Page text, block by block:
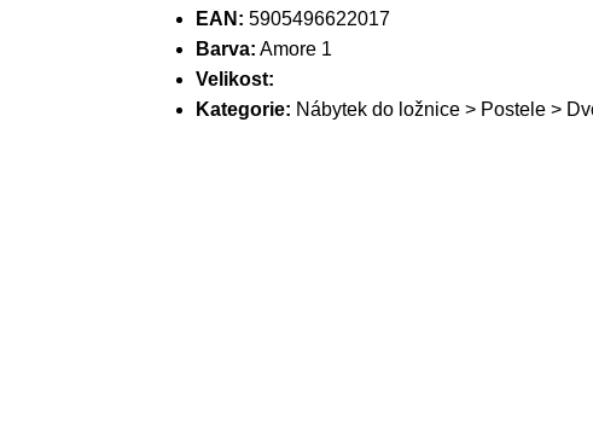
EAN: 5905496622017
Barva: Amore 1
Velikost:
Kategorie: Nábytek do ložnice > Postele >